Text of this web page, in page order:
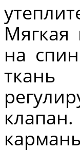
на
клапан.